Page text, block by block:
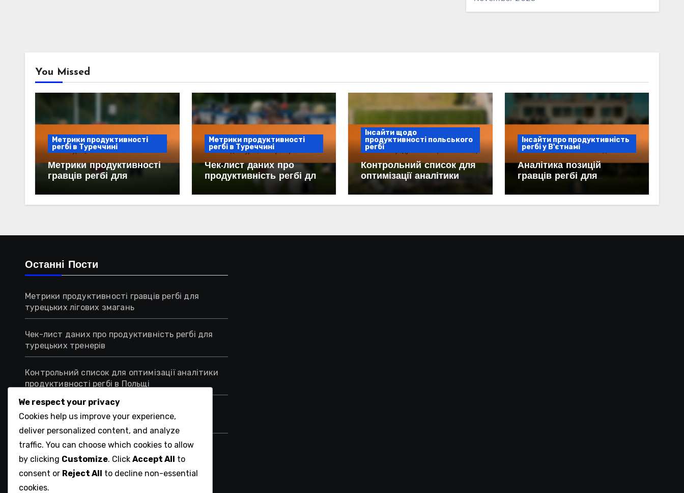
You Missed
Метрики продуктивності
регбі в Туреччині
Метрики продуктивності
гравців регбі для
змагань
Метрики продуктивності
регбі в Туреччині
Чек-лист даних про
продуктивність регбі для
Інсайти щодо
продуктивності польського
регбі
Контрольний список для
оптимізації аналітики
продуктивності регбі в
Польщі
Інсайти про продуктивність
регбі у В'єтнамі
Аналітика позицій
гравців регбі для
Останні Пости
Метрики продуктивності гравців регбі для
турецьких лігових змагань
Чек-лист даних про продуктивність регбі для
турецьких тренерів
Контрольний список для оптимізації аналітики
продуктивності регбі в Польщі
Аналітика позицій гравців регбі для
в’єтнамських команд
Контрольний список для оцінки показників
продуктивності регбі в Японії
We respect your privacy
Cookies help us improve your experience,
deliver personalized content, and analyze
traffic. You can choose which cookies to allow
by clicking Customize. Click Accept All
to
consent or Reject All
to decline non-essential
cookies.